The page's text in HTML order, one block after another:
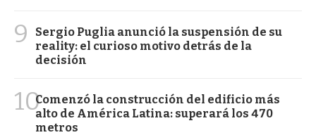
9
Sergio Puglia anunció la suspensión de su
reality: el curioso motivo detrás de la
decisión
10Comenzó la construcción del edificio más
alto de América Latina: superará los 470
metros